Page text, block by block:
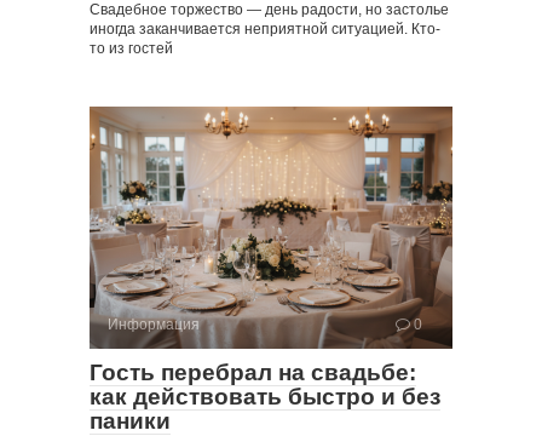
Свадебное торжество — день радости, но застолье
иногда заканчивается неприятной ситуацией. Кто-
то из гостей
Информация 0
Гость перебрал на свадьбе:
как действовать быстро и без
паники